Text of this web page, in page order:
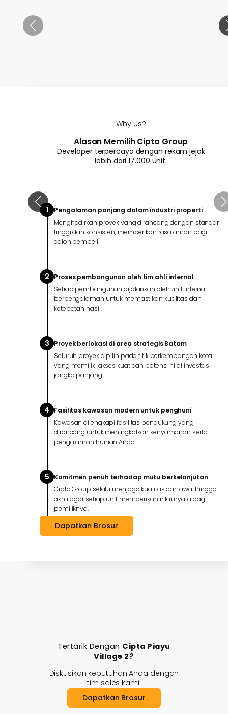
Why Us?
Alasan Memilih Cipta Group
Developer terpercaya dengan rekam jejak
lebih dari 17.000 unit.
1
Pengalaman panjang dalam industri properti
Menghadirkan proyek yang dirancang dengan standar
tinggi dan konsisten, memberikan rasa aman bagi
calon pembeli.
2
Proses pembangunan oleh tim ahli internal
Setiap pembangunan dijalankan oleh unit internal
berpengalaman untuk memastikan kualitas dan
ketepatan hasil.
3
Proyek berlokasi di area strategis Batam
Seluruh proyek dipilih pada titik perkembangan kota
yang memiliki akses kuat dan potensi nilai investasi
jangka panjang.
4
Fasilitas kawasan modern untuk penghuni
Kawasan dilengkapi fasilitas pendukung yang
dirancang untuk meningkatkan kenyamanan serta
pengalaman hunian Anda.
5
Komitmen penuh terhadap mutu berkelanjutan
Cipta Group selalu menjaga kualitas dari awal hingga
akhir agar setiap unit memberikan nilai nyata bagi
pemiliknya.
Dapatkan Brosur
Tertarik Dengan Cipta Piayu
Village 2?
Diskusikan kebutuhan Anda dengan
tim sales kami.
Dapatkan Brosur